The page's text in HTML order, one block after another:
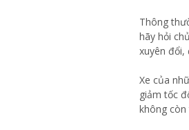
Thông
hãy hỏi
xuyên đổi,
Xe của
giảm tốc
không còn